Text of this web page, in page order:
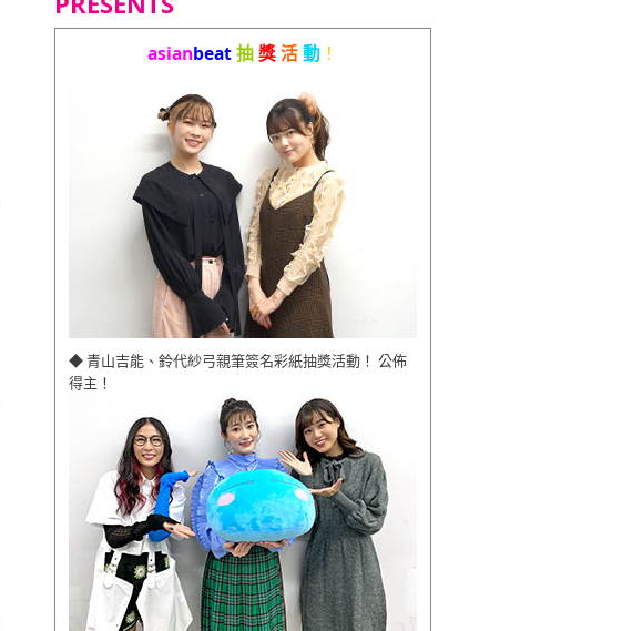
asianbeat抽獎活動 ！
◆ 青山吉能、鈴代紗弓親筆簽名彩紙抽獎活動！ 公佈
得主！